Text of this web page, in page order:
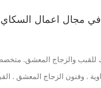
مجال اعمال السكاي
للقبب والزجاج المعشق.
. وفنون الزجاج المعشق .